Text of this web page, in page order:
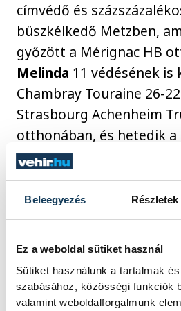
Beleegyezés Részletek
Ez a weboldal sütiket használ
Sütiket használunk a tartalmak
szabásához, közösségi funkciók
valamint weboldalforgalmunk
címvédő és
büszkélkedő Metzben,
győzött a Mérignac HB
Melinda 11 védésének is
Chambray Touraine 26-
Strasbourg Achenheim
otthonában, és hetedik a
sport kézilabda
Szita Zoltán
Nagy